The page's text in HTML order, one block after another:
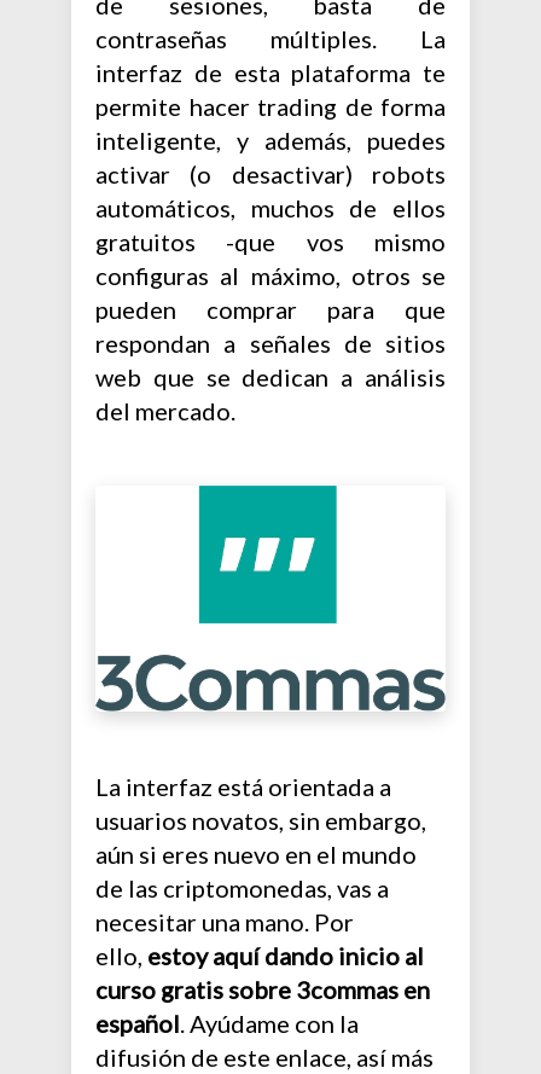
contraseñas múltiples. La
interfaz de esta plataforma te
permite hacer trading de forma
inteligente, y además, puedes
activar (o desactivar) robots
automáticos, muchos de ellos
gratuitos -que vos mismo
configuras al máximo, otros se
pueden comprar para que
respondan a señales de sitios
web que se dedican a análisis
del mercado.
La interfaz está orientada a
usuarios novatos, sin embargo,
aún si eres nuevo en el mundo
de las criptomonedas, vas a
necesitar una mano. Por
ello, estoy aquí dando inicio al
curso gratis sobre 3commas en
español. Ayúdame con la
difusión de este enlace, así más